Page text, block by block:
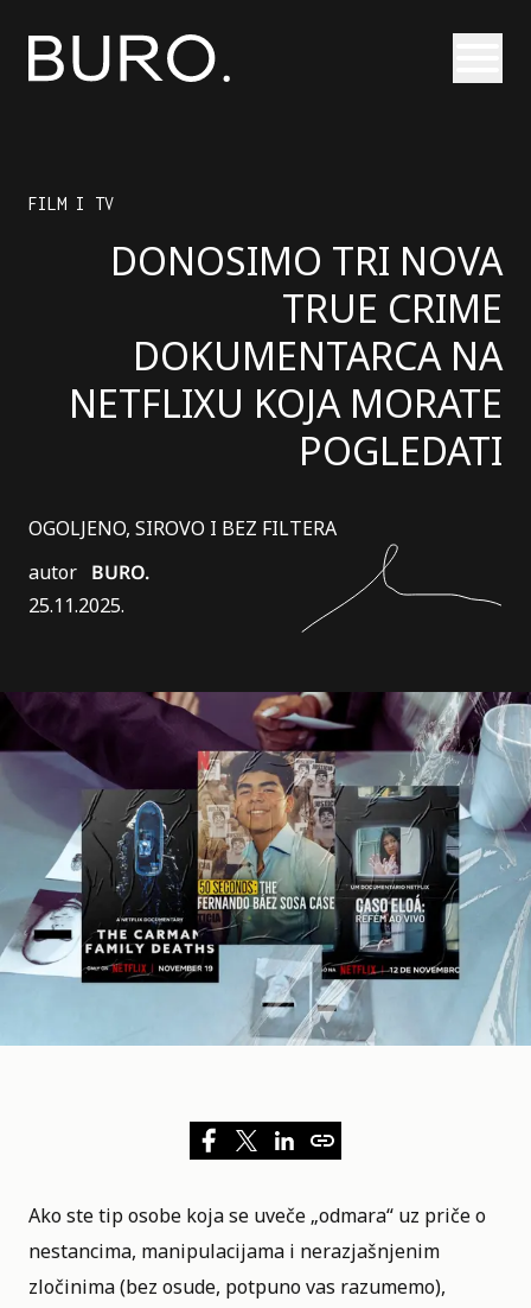
FILM I TV
DONOSIMO TRI NOVA
TRUE CRIME
DOKUMENTARCA NA
NETFLIXU KOJA MORATE
POGLEDATI
OGOLJENO, SIROVO I BEZ FILTERA
autor BURO.
25.11.2025.
Ako ste tip osobe koja se uveče „odmara“ uz priče o
nestancima, manipulacijama i nerazjašnjenim
zločinima (bez osude, potpuno vas razumemo),